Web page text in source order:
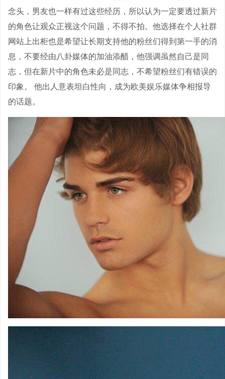
念头，男友也一样有过这些经历，所以认为一定要透过新片
的角色让观众正视这个问题，不得不拍。他选择在个人社群
网站上出柜也是希望让长期支持他的粉丝们得到第一手的消
息，不要经由八卦媒体的加油添醋，他强调虽然自己是同
志，但在新片中的角色未必是同志，不希望粉丝们有错误的
印象。 他出人意表坦白性向，成为欧美娱乐媒体争相报导
的话题。